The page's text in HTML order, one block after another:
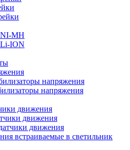
MH
ION
напряжения
напряжения
движения
движения
движения
встраиваемые в светильник